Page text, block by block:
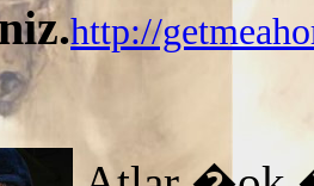
http://